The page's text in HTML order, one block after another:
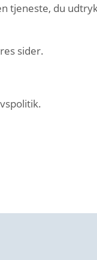
tjeneste, du
sider.